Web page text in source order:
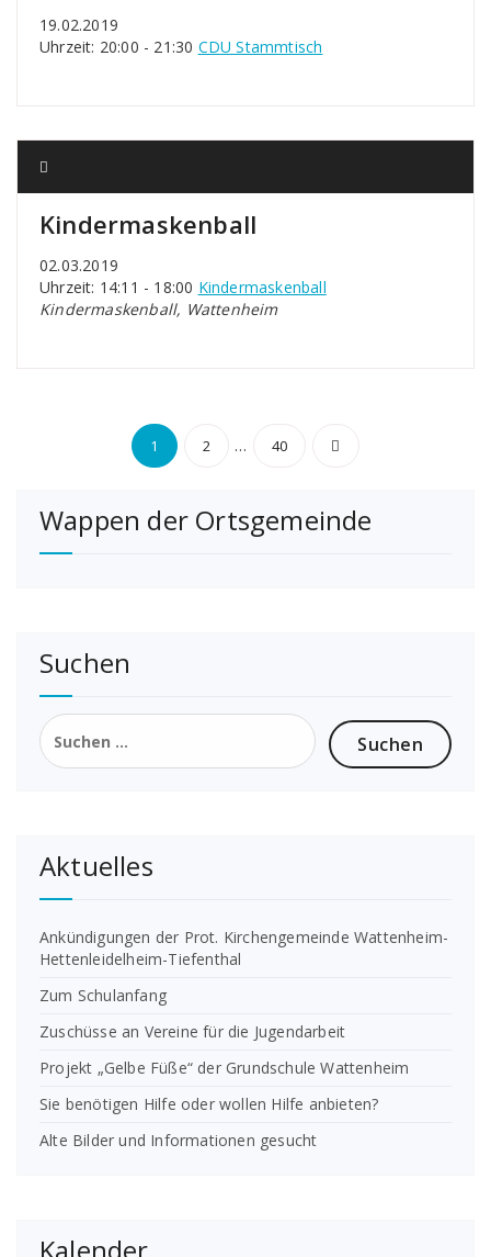
19.02.2019
Uhrzeit: 20:00 - 21:30 CDU Stammtisch
Kindermaskenball
02.03.2019
Uhrzeit: 14:11 - 18:00 Kindermaskenball
Kindermaskenball, Wattenheim
Beiträge
1 2 … 40
Wappen der Ortsgemeinde
Suchen
Suchen
nach:
Aktuelles
Ankündigungen der Prot. Kirchengemeinde Wattenheim-
Hettenleidelheim-Tiefenthal
Zum Schulanfang
Zuschüsse an Vereine für die Jugendarbeit
Projekt „Gelbe Füße“ der Grundschule Wattenheim
Sie benötigen Hilfe oder wollen Hilfe anbieten?
Alte Bilder und Informationen gesucht